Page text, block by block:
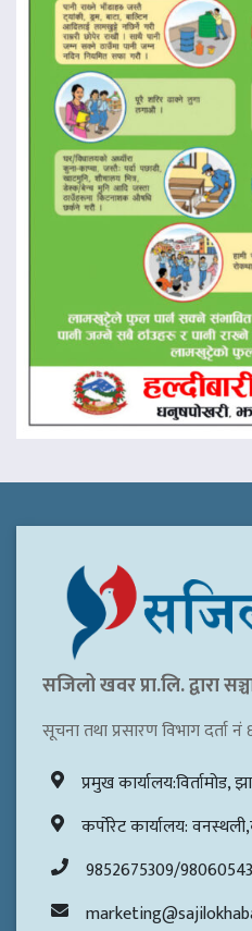
सजिलो खवर प्रा.लि. द्वारा
सूचना तथा प्रसारण विभाग दर्ता नं
प्रमुख कार्यालय:विर्तामोड,
कर्पोरेट कार्यालय:
9852675309/